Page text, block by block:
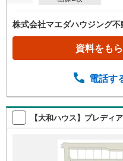
株式会社マエダハウジング不
資料をも
電話す